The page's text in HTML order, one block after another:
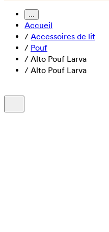
...
Accueil
/ Accessoires de lit
/ Pouf
/ Alto Pouf Larva
/ Alto Pouf Larva